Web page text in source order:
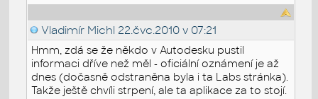
Vladimír Michl 22.čvc.2010 v 07:21
Hmm, zdá se že někdo v Autodesku pustil
informaci dříve než měl - oficiální oznámení je až
dnes (dočasně odstraněna byla i ta Labs stránka).
Takže ještě chvíli strpení, ale ta aplikace za to stojí.